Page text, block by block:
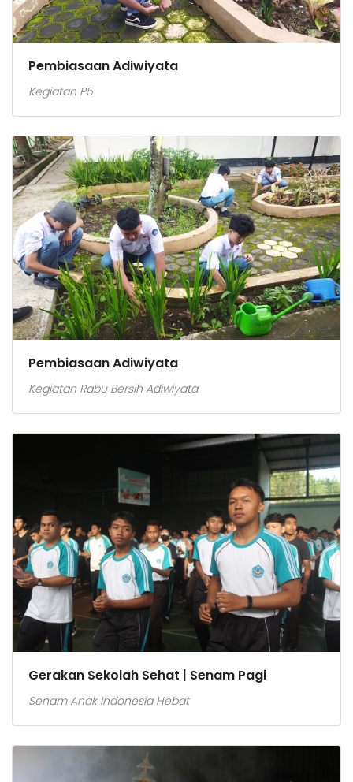
Pembiasaan Adiwiyata
Kegiatan P5
Pembiasaan Adiwiyata
Kegiatan Rabu Bersih Adiwiyata
Gerakan Sekolah Sehat | Senam Pagi
Senam Anak Indonesia Hebat